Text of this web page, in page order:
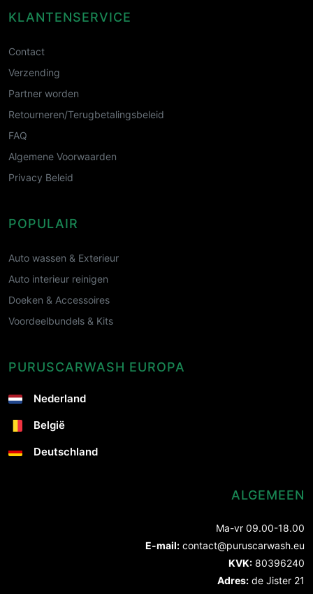
KLANTENSERVICE
Contact
Verzending
Partner worden
Retourneren/Terugbetalingsbeleid
FAQ
Algemene Voorwaarden
Privacy Beleid
POPULAIR
Auto wassen & Exterieur
Auto interieur reinigen
Doeken & Accessoires
Voordeelbundels & Kits
PURUSCARWASH EUROPA
Nederland
België
Deutschland
ALGEMEEN
Ma-vr 09.00-18.00
E-mail: contact@puruscarwash.eu
KVK: 80396240
Adres: de Jister 21